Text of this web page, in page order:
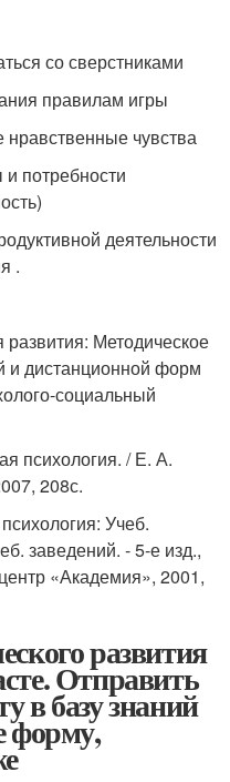
со сверстниками
правилам игры
чувства
потребности
деятельности
.
Методическое
и дистанционной форм
социальный
психология. / Е. А.
208с.
Учеб.
заведений. - 5-е изд.,
«Академия», 2001,
развития
Отправить
в базу знаний
форму,